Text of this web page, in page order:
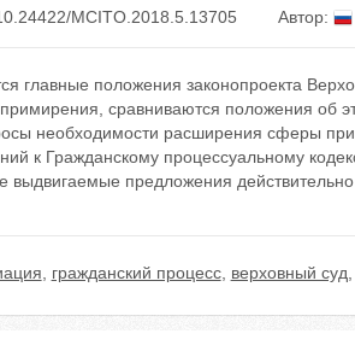
MCITO.2018.5.13705 Автор:
главные положения законопроекта
сравниваются положения об
необходимости расширения сферы
к Гражданскому процессуальному
выдвигаемые предложения
гражданский процесс, верховный суд